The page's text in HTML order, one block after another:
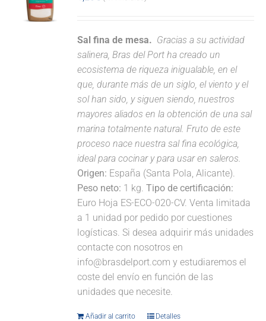
Sal fina de mesa. Gracias a su actividad
salinera, Bras del Port ha creado un
ecosistema de riqueza inigualable, en el
que, durante más de un siglo, el viento y el
sol han sido, y siguen siendo, nuestros
mayores aliados en la obtención de una sal
marina totalmente natural. Fruto de este
proceso nace nuestra sal fina ecológica,
ideal para cocinar y para usar en saleros.
Origen: España (Santa Pola, Alicante).
Peso neto: 1 kg.Tipo de certificación:
Euro Hoja ES-ECO-020-CV. Venta limitada
a 1 unidad por pedido por cuestiones
logísticas. Si desea adquirir más unidades
contacte con nosotros en
info@brasdelport.com y estudiaremos el
coste del envío en función de las
unidades que necesite.
Añadir al carrito Detalles